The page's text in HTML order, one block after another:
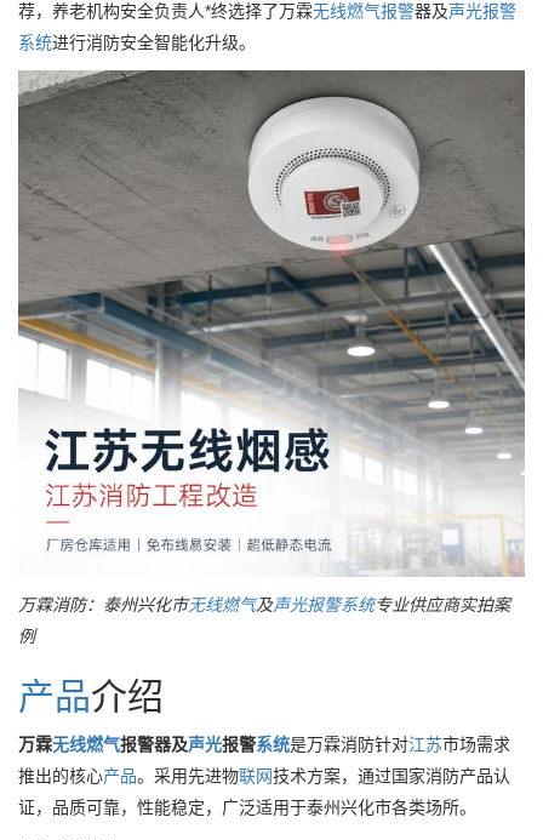
荐，养老机构安全负责人*终选择了万霖无线燃气报警器及声光报警
系统进行消防安全智能化升级。
万霖消防：泰州兴化市无线燃气及声光报警系统专业供应商实拍案
例
产品介绍
万霖无线燃气报警器及声光报警系统是万霖消防针对江苏市场需求
推出的核心产品。采用先进物联网技术方案，通过国家消防产品认
证，品质可靠，性能稳定，广泛适用于泰州兴化市各类场所。